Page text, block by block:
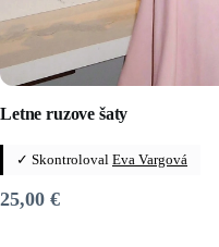
Letne ruzove šaty
✓ Skontroloval Eva Vargová
25,00 €